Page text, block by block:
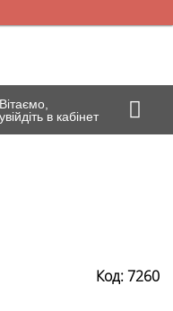
Вітаємо,
увійдіть в кабінет
Код: 7260